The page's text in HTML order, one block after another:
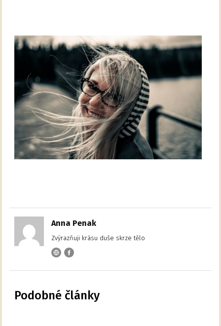
Anna Penak
Zvýrazňuji krásu duše skrze tělo
Podobné články